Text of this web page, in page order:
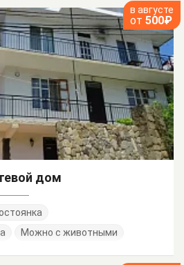
в августе
от 500₽
дом
Можно с животными